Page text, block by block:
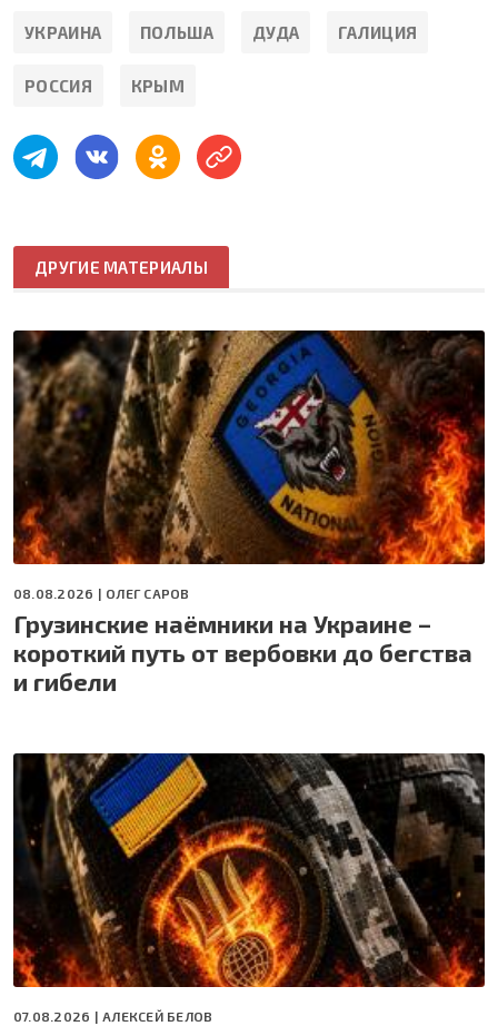
УКРАИНА ПОЛЬША ДУДА ГАЛИЦИЯ
РОССИЯ КРЫМ
ДРУГИЕ МАТЕРИАЛЫ
08.08.2026 | ОЛЕГ САРОВ
Грузинские наёмники на Украине –
короткий путь от вербовки до бегства
и гибели
07.08.2026 |АЛЕКСЕЙ БЕЛОВ